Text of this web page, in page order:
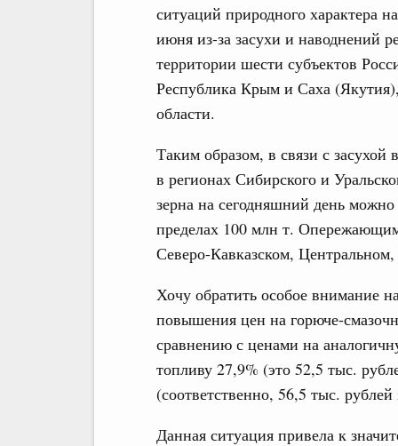
ситуаций природного характера
июня из-за засухи и наводнений
территории шести субъектов
Республика Крым и Саха
области.
Таким образом, в связи с
в регионах Сибирского и
зерна на сегодняшний день
пределах 100 млн т.
Северо-Кавказском,
Хочу обратить особое внимание
повышения цен на горюче-
сравнению с ценами на
топливу 27,9% (это 52,5 тыс.
(соответственно, 56,5 тыс.
Данная ситуация привела к